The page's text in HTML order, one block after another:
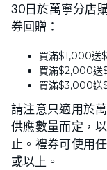
30日於萬寧分店
券回贈：
買滿$1,000送
買滿$2,000送
買滿$3,000送
請注意只適用於
供應數量而定，
止。禮券可使用
或以上。